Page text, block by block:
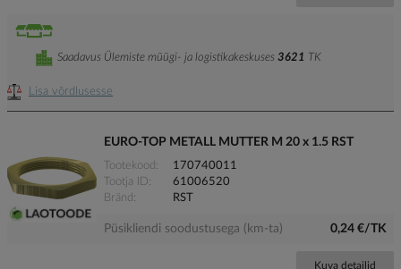
Lisa võrdlusesse
Saadavus Ülemiste müügi- ja logistikakeskuses 3621 TK
EURO-TOP METALL MUTTER M 20 x 1.5 RST
Tootekood
170740011
Tootja ID
61006520
Bränd
RST
Püsikliendi soodustusega (km-ta) 0,24 €/TK
Kuva detailid